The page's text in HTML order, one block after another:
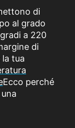
di
al grado
a 220
di
tua
Ecco perché